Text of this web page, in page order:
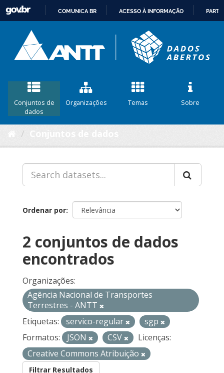
CONTEÚDO
COMUNICA BR ACESSO À INFORMAÇÃO
Conjuntos de
dados
Organizações Temas Sobre
Ordenar por
2 conjuntos de dados
encontrados
Organizações:
Agência Nacional de Transportes
Terrestres - ANTT
Etiquetas:
servico-regular
sgp
Formatos:
JSON CSV
Licenças:
Creative Commons Atribuição
Filtrar Resultados